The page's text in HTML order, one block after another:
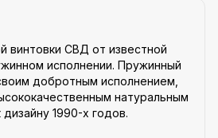
винтовки СВД от известной
исполнении. Пружинный
добротным исполнением,
натуральным
1990-х годов.